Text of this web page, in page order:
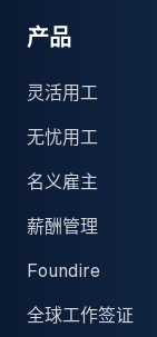
产品
灵活用工
无忧用工
名义雇主
薪酬管理
Foundire
全球工作签证